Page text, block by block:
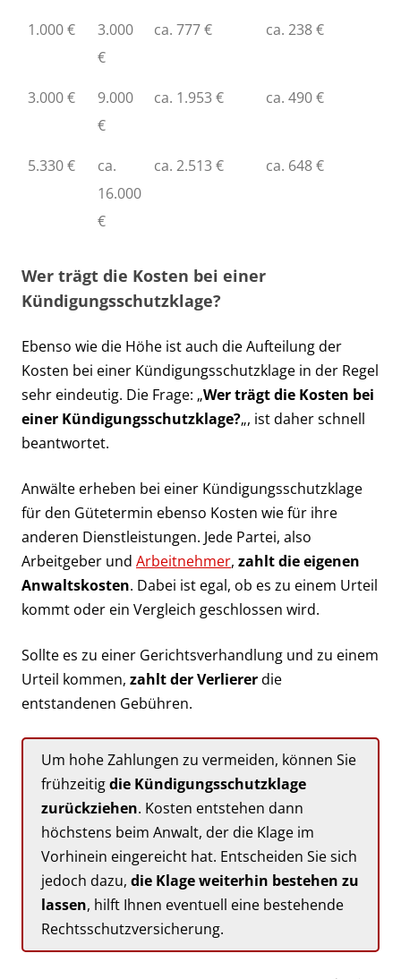
1.000 €
3.000
€
ca. 777 € ca. 238 €
3.000 €
9.000
€
ca. 1.953 € ca. 490 €
5.330 €
ca.
16.000
€
ca. 2.513 € ca. 648 €
Wer trägt die Kosten bei einer
Kündigungsschutzklage?
Ebenso wie die Höhe ist auch die Aufteilung der
Kosten bei einer Kündigungsschutzklage in der Regel
sehr eindeutig. Die Frage: „Wer trägt die Kosten bei
einer Kündigungsschutzklage?„, ist daher schnell
beantwortet.
Anwälte erheben bei einer Kündigungsschutzklage
für den Gütetermin ebenso Kosten wie für ihre
anderen Dienstleistungen. Jede Partei, also
Arbeitgeber und Arbeitnehmer, zahlt die eigenen
Anwaltskosten. Dabei ist egal, ob es zu einem Urteil
kommt oder ein Vergleich geschlossen wird.
Sollte es zu einer Gerichtsverhandlung und zu einem
Urteil kommen, zahlt der Verliererdie
entstandenen Gebühren.
Um hohe Zahlungen zu vermeiden, können Sie
frühzeitigdie Kündigungsschutzklage
zurückziehen. Kosten entstehen dann
höchstens beim Anwalt, der die Klage im
Vorhinein eingereicht hat. Entscheiden Sie sich
jedoch dazu, die Klage weiterhin bestehen zu
lassen, hilft Ihnen eventuell eine bestehende
Rechtsschutzversicherung.